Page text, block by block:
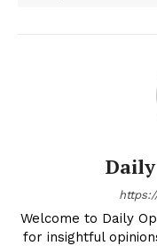
Welcome to Daily
for insightful